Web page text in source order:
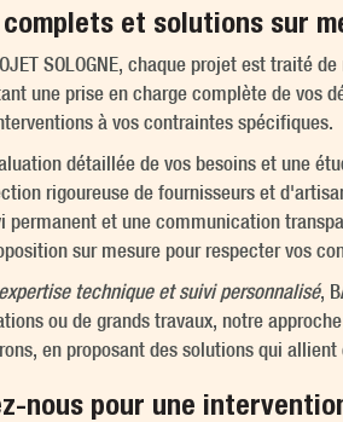
et solutions sur
SOLOGNE, chaque projet est traité
une prise en charge complète de vos
à vos contraintes spécifiques.
détaillée de vos besoins et une
rigoureuse de fournisseurs et
permanent et une communication
sur mesure pour respecter vos
expertise technique et suivi personnalisé,
ou de grands travaux, notre
en proposant des solutions qui
nous pour une